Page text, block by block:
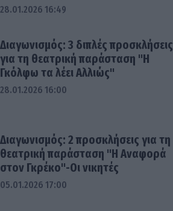
28.01.2026 16:49
Διαγωνισμός: 3 διπλές προσκλήσεις
για τη θεατρική παράσταση "Η
Γκόλφω τα λέει Αλλιώς"
28.01.2026 16:00
Διαγωνισμός: 2 προσκλήσεις για τη
θεατρική παράσταση "Η Αναφορά
στον Γκρέκο"-Οι νικητές
05.01.2026 17:00